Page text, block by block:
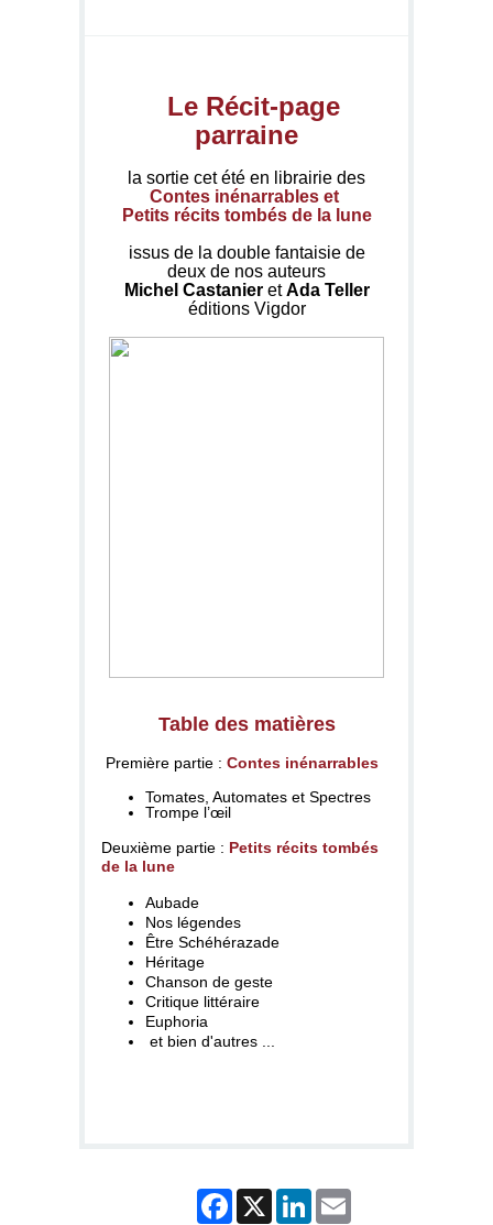
Le Récit-page
parraine
la sortie cet été en librairie des
Contes inénarrables et
Petits récits tombés de la lune
issus de la double fantaisie de
deux de nos auteurs
Michel Castanier etAda Teller
éditions Vigdor
Table des matières
Première partie : Contes inénarrables
Tomates, Automates et Spectres
Trompe l’œil
Deuxième partie : Petits récits tombés
de la lune
Aubade
Nos légendes
Être Schéhérazade
Héritage
Chanson de geste
Critique littéraire
Euphoria
et bien d'autres ...
Facebook
X LinkedIn